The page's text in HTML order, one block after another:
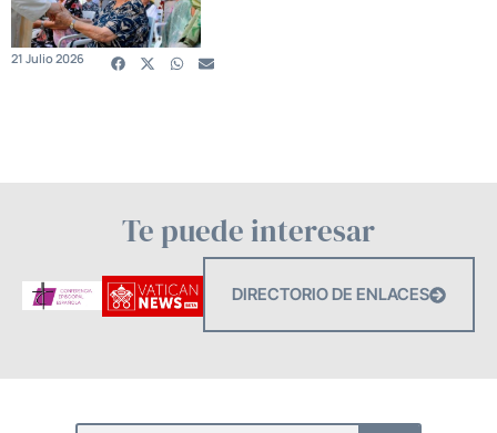
21 Julio 2026
Te puede interesar
DIRECTORIO DE ENLACES